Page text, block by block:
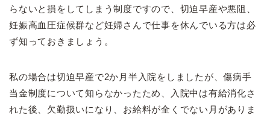
らないと損をしてしまう制度ですので、切迫早産や悪阻、
妊娠高血圧症候群など妊婦さんで仕事を休んでいる方は必
ず知っておきましょう。
私の場合は切迫早産で2か月半入院をしましたが、傷病手
当金制度について知らなかったため、入院中は有給消化さ
れた後、欠勤扱いになり、お給料が全くでない月がありま